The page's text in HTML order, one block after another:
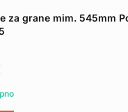
za grane mim. 545mm